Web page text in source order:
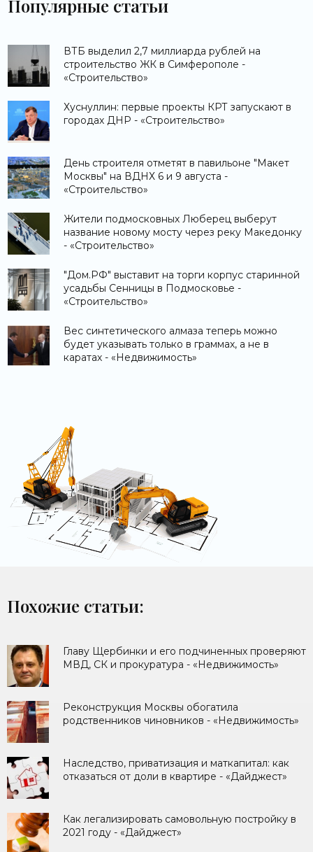
Популярные статьи
ВТБ выделил 2,7 миллиарда рублей на
строительство ЖК в Симферополе -
«Строительство»
Хуснуллин: первые проекты КРТ запускают в
городах ДНР - «Строительство»
День строителя отметят в павильоне "Макет
Москвы" на ВДНХ 6 и 9 августа -
«Строительство»
Жители подмосковных Люберец выберут
название новому мосту через реку Македонку
- «Строительство»
"Дом.РФ" выставит на торги корпус старинной
усадьбы Сенницы в Подмосковье -
«Строительство»
Вес синтетического алмаза теперь можно
будет указывать только в граммах, а не в
каратах - «Недвижимость»
Похожие статьи:
Главу Щербинки и его подчиненных проверяют
МВД, СК и прокуратура - «Недвижимость»
Реконструкция Москвы обогатила
родственников чиновников - «Недвижимость»
Наследство, приватизация и маткапитал: как
отказаться от доли в квартире - «Дайджест»
Как легализировать самовольную постройку в
2021 году - «Дайджест»